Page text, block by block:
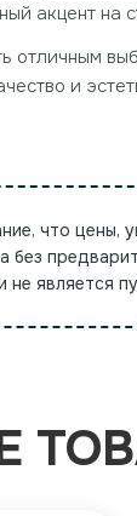
акцент на
отличным
и
что цены,
без
не является